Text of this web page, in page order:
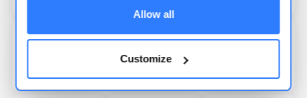
Allow all
Customize